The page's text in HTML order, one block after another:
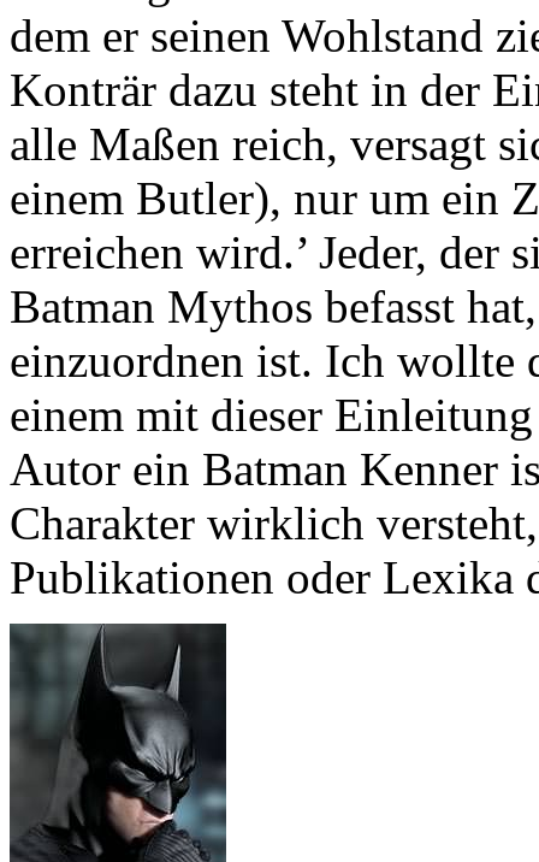
dem er seinen Wohlstand
Konträr dazu steht in der
alle Maßen reich, versagt
einem Butler), nur um ein
erreichen wird.’ Jeder, der
Batman Mythos befasst
einzuordnen ist. Ich wollte
einem mit dieser
Autor ein Batman Kenner
Charakter wirklich
Publikationen oder Lexika